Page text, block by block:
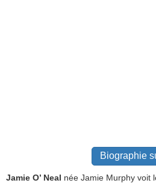
Biographie
Jamie O’ Neal née Jamie Murphy voit